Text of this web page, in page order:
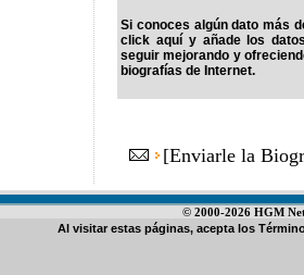
Si conoces algún dato más
click aquí y añade los
seguir mejorando y
biografías de Internet.
[Enviarle la
© 2000-2026 HGM
Al visitar estas páginas, acepta los